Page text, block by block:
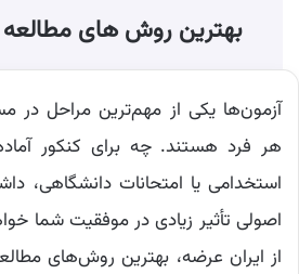
بهترین روش های مطالعه
آزمون‌ها یکی از مهم‌ترین مراحل در
هر فرد هستند. چه برای کنکور
استخدامی یا امتحانات دانشگاهی،
اصولی تأثیر زیادی در موفقیت شما
از ایران عرضه، بهترین روش‌های